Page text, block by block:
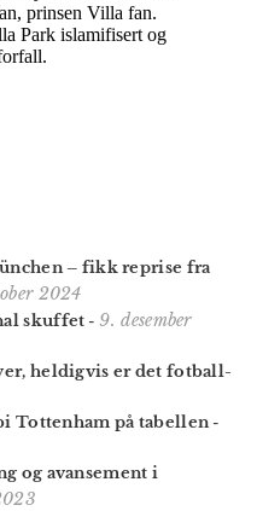
– fikk reprise fra
2024
skuffet -9. desember
heldig­vis er det fotball-
Tottenham på tabellen-
og avansement i